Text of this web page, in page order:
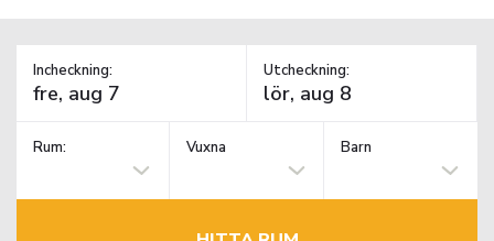
Incheckning: Utcheckning:
Rum: Vuxna Barn